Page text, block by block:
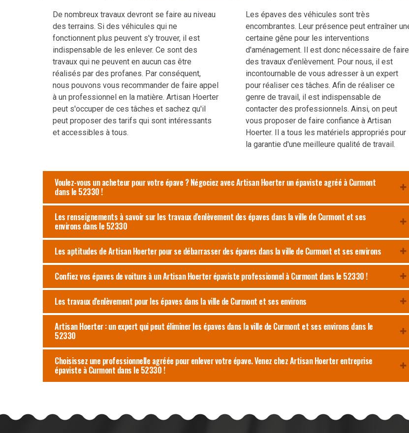
De nombreux travaux devront se faire au niveau
des terrains. Si des véhicules qui ne
fonctionnent plus peuvent s'y trouver, il est
indispensable de les enlever. Ce sont des
travaux qui ne peuvent en aucun cas être
réalisés par des profanes. Par conséquent,
nous pouvons vous recommander de faire appel
à un professionnel en la matière. Artisan Hoerter
peut s'occuper de ces tâches et sachez qu'il
peut proposer des tarifs qui sont intéressants
et accessibles à tous.
Les épaves des véhicules sont très
encombrantes. Leur présence peut entraîner
certaine gêne pour les interventions
d'aménagement. Il est donc nécessaire de faire
des travaux d'enlèvement. Pour nous, il est
incontournable de vous adresser à un expert
pour réaliser ces tâches. Afin de réaliser ce
genre de travail, il est indispensable de
contacter des professionnels. Ainsi, on peut
vous proposer de faire confiance à Artisan
Hoerter. Il a tous les matériels appropriés pour
la garantie d'une meilleure qualité de travail.
Voulez-vous un acheteur pour votre épave ? Négociez avec Artisan Hoerter un épaviste agréé à Curmont
dans le 52330 !
Les renseignements à savoir sur les travaux d'enlèvement des épaves dans la ville de Curmont et ses
environs dans le 52330
Les aptitudes de Artisan Hoerter pour se débarrasser des épaves dans la ville de Curmont et ses environs
Confiez vos épaves de voiture à un Artisan Hoerter épaviste professionnel à Curmont dans le 52330 !
Les travaux d'enlèvement pour les épaves dans la ville de Curmont et ses environs
Artisan Hoerter : un expert qui peut éliminer les épaves dans la ville de Curmont et ses environs dans le
52330
Choisissez une professionnelle agréée pour enlever votre épave. Venez chez Artisan Hoerter entreprise
épaviste à Curmont dans le 52330 !